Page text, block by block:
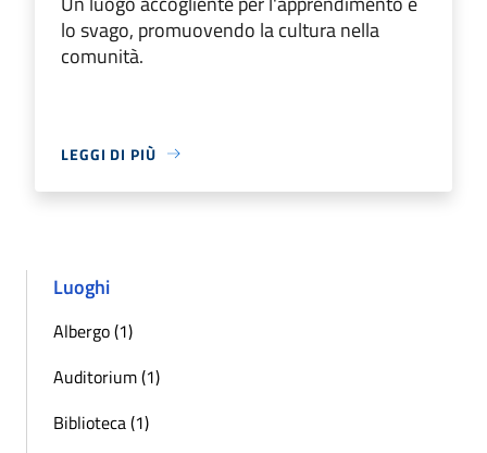
lo svago, promuovendo la cultura nella
comunità.
LEGGI DI PIÙ
Luoghi
Albergo (1)
Auditorium (1)
Biblioteca (1)